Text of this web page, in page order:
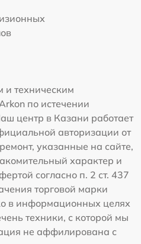
техническим
по истечении
центр в Казани работает
авторизации от
указанные на сайте,
характер и
согласно п. 2 ст. 437
торговой марки
в информационных целях
техники, с которой мы
не аффилирована с